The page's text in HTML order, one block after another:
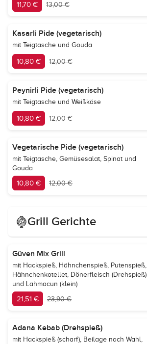
11,70 € 13,00 €
Kasarli Pide (vegetarisch)
mit Teigtasche und Gouda
10,80 € 12,00 €
Peynirli Pide (vegetarisch)
mit Teigtasche und Weißkäse
10,80 € 12,00 €
Vegetarische Pide (vegetarisch)
mit Teigtasche, Gemüsesalat, Spinat und
Gouda
10,80 € 12,00 €
Grill Gerichte
Güven Mix Grill
mit Hackspieß, Hähnchenspieß, Putenspieß,
Hähnchenkotellet, Dönerfleisch (Drehspieß)
und Lahmacun (klein)
21,51 € 23,90 €
Adana Kebab (Drehspieß)
mit Hackspieß (scharf), Beilage nach Wahl,